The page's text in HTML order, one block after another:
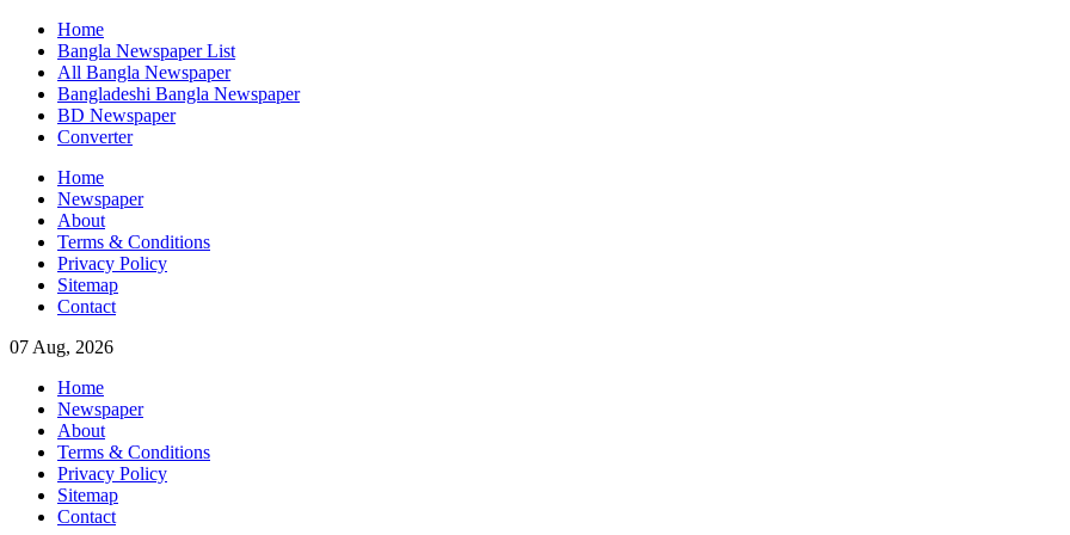
Skip
content
Home
Bangla Newspaper List
All Bangla Newspaper
Bangladeshi Bangla Newspaper
BD Newspaper
Converter
Home
Newspaper
About
Terms & Conditions
Privacy Policy
Sitemap
Contact
07 Aug, 2026
Home
Newspaper
About
Terms & Conditions
Privacy Policy
Sitemap
Contact